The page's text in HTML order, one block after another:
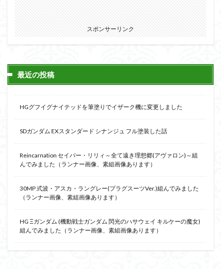
スポンサーリンク
最近の投稿
HGグフイグナイテッドを筆塗りでイザーク機に変更しました
SDガンダム EXスタンダード シナンジュ フル塗装した話
Reincarnation セイバー・リリィ～全て遠き理想郷(アヴァロン)～組
んでみました（ランナー画像、素組画像あります）
30MP 式波・アスカ・ラングレー(プラグスーツVer.)組んでみました
（ランナー画像、素組画像あります）
HG Ξガンダム (機動戦士ガンダム 閃光のハサウェイ キルケーの魔女)
組んでみました（ランナー画像、素組画像あります）